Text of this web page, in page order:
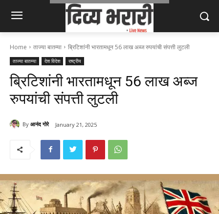
Home ताज्या बातम्या ब्रिटिशांनी भारतामधून 56 लाख अब्ज रुपयांची संपत्ती लुटली
ताज्या बातम्या देश विदेश राष्ट्रीय
ब्रिटिशांनी भारतामधून 56 लाख अब्ज
रुपयांची संपत्ती लुटली
By आनंद गोरे January 21, 2025